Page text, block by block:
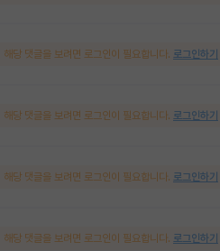
해당 댓글을 보려면 로그인이 필요합니다. 로그인하기
해당 댓글을 보려면 로그인이 필요합니다. 로그인하기
해당 댓글을 보려면 로그인이 필요합니다. 로그인하기
해당 댓글을 보려면 로그인이 필요합니다. 로그인하기